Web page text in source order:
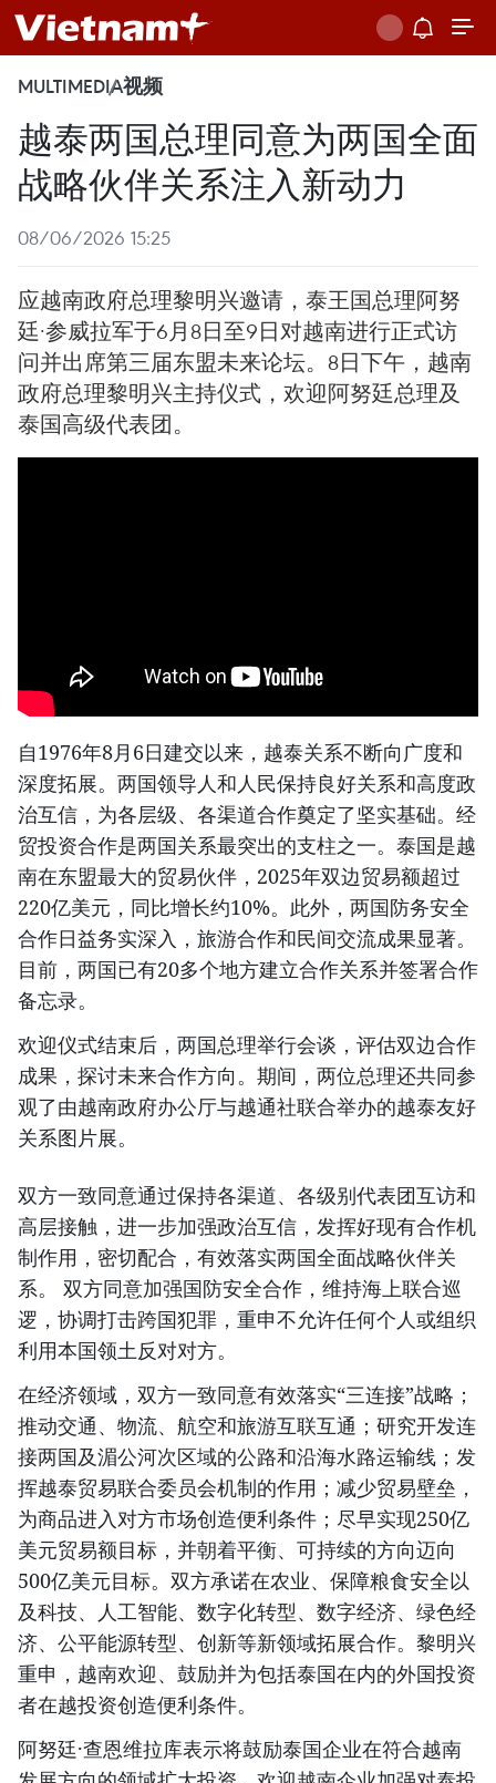
MULTIMEDIA视频
越泰两国总理同意为两国全面
战略伙伴关系注入新动力
08/06/2026 15:25
应越南政府总理黎明兴邀请，泰王国总理阿努
廷·参威拉军于6月8日至9日对越南进行正式访
问并出席第三届东盟未来论坛。8日下午，越南
政府总理黎明兴主持仪式，欢迎阿努廷总理及
泰国高级代表团。
自1976年8月6日建交以来，越泰关系不断向广度和
深度拓展。两国领导人和人民保持良好关系和高度政
治互信，为各层级、各渠道合作奠定了坚实基础。经
贸投资合作是两国关系最突出的支柱之一。泰国是越
南在东盟最大的贸易伙伴，2025年双边贸易额超过
220亿美元，同比增长约10%。此外，两国防务安全
合作日益务实深入，旅游合作和民间交流成果显著。
目前，两国已有20多个地方建立合作关系并签署合作
备忘录。
欢迎仪式结束后，两国总理举行会谈，评估双边合作
成果，探讨未来合作方向。期间，两位总理还共同参
观了由越南政府办公厅与越通社联合举办的越泰友好
关系图片展。
双方一致同意通过保持各渠道、各级别代表团互访和
高层接触，进一步加强政治互信，发挥好现有合作机
制作用，密切配合，有效落实两国全面战略伙伴关
系。 双方同意加强国防安全合作，维持海上联合巡
逻，协调打击跨国犯罪，重申不允许任何个人或组织
利用本国领土反对对方。
在经济领域，双方一致同意有效落实“三连接”战略；
推动交通、物流、航空和旅游互联互通；研究开发连
接两国及湄公河次区域的公路和沿海水路运输线；发
挥越泰贸易联合委员会机制的作用；减少贸易壁垒，
为商品进入对方市场创造便利条件；尽早实现250亿
美元贸易额目标，并朝着平衡、可持续的方向迈向
500亿美元目标。双方承诺在农业、保障粮食安全以
及科技、人工智能、数字化转型、数字经济、绿色经
济、公平能源转型、创新等新领域拓展合作。黎明兴
重申，越南欢迎、鼓励并为包括泰国在内的外国投资
者在越投资创造便利条件。
阿努廷·查恩维拉库表示将鼓励泰国企业在符合越南